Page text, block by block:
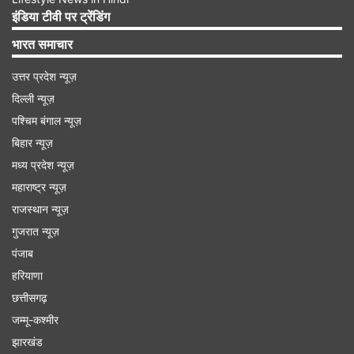
का इजाफा हुआ है। 31,999 रुपये की शुरुआती कीमत में
लॉन्च हुआ यह फोन अब 36,999 रुपये की शुरुआती कीमत
में मिल रहा है।
इंडिया टीवी पर ट्रेंडिंग
भारत समाचार
उत्तर प्रदेश न्यूज़
दिल्ली न्यूज़
पश्चिम बंगाल न्यूज़
बिहार न्यूज़
मध्य प्रदेश न्यूज़
महाराष्ट्र न्यूज़
राजस्थान न्यूज़
गुजरात न्यूज़
पंजाब
हरियाणा
छत्तीसगढ़
जम्मू-कश्मीर
झारखंड